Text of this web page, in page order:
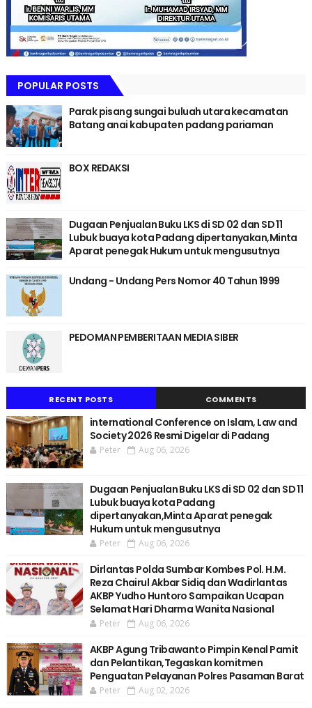
POPULAR POSTS
Parak pisang sungai buluah utara kecamatan
Batang anai kabupaten padang pariaman
BOX REDAKSI
Dugaan Penjualan Buku LKS di SD 02 dan SD 11
Lubuk buaya kota Padang dipertanyakan,Minta
Aparat penegak Hukum untuk mengusutnya
Undang - Undang Pers Nomor 40 Tahun 1999
PEDOMAN PEMBERITAAN MEDIA SIBER
RECENT POSTS COMMENTS
international Conference on Islam, Law and
Society 2026 Resmi Digelar di Padang
Peter Aug 06, 2026
Dugaan Penjualan Buku LKS di SD 02 dan SD 11
Lubuk buaya kota Padang
dipertanyakan,Minta Aparat penegak
Hukum untuk mengusutnya
Peter Aug 06, 2026
Dirlantas Polda Sumbar Kombes Pol. H.M.
Reza Chairul Akbar Sidiq dan Wadirlantas
AKBP Yudho Huntoro Sampaikan Ucapan
Selamat Hari Dharma Wanita Nasional
Peter Aug 06, 2026
AKBP Agung Tribawanto Pimpin Kenal Pamit
dan Pelantikan,Tegaskan komitmen
Penguatan Pelayanan Polres Pasaman Barat
Peter Aug 02, 2026